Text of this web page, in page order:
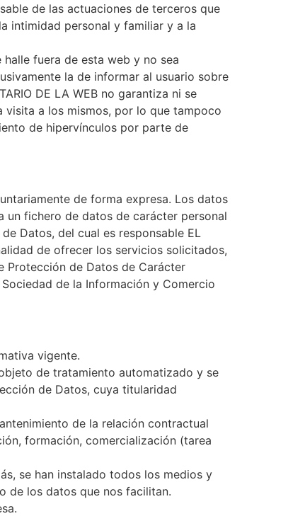
de las actuaciones de terceros que
intimidad personal y familiar y a la
halle fuera de esta web y no sea
la de informar al usuario sobre
DE LA WEB no garantiza ni se
visita a los mismos, por lo que tampoco
de hipervínculos por parte de
de forma expresa. Los datos
fichero de datos de carácter personal
Datos, del cual es responsable EL
de ofrecer los servicios solicitados,
Protección de Datos de Carácter
de la Información y Comercio
vigente.
de tratamiento automatizado y se
de Datos, cuya titularidad
de la relación contractual
formación, comercialización (tarea
se han instalado todos los medios y
de los datos que nos facilitan.